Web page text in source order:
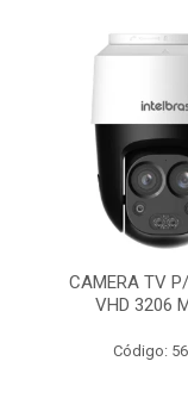
CAMERA TV
VHD 3206
Código: